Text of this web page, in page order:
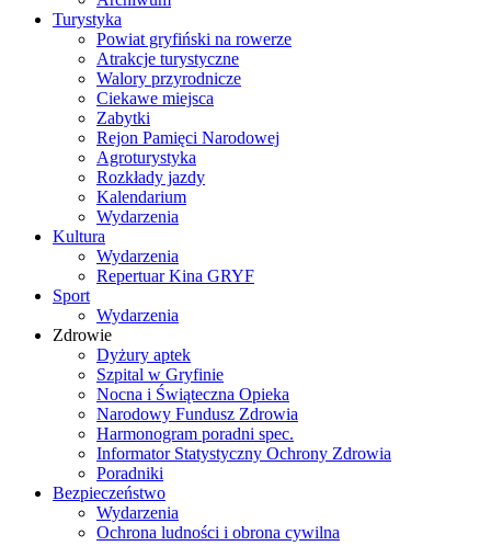
Turystyka
Powiat gryfiński na rowerze
Atrakcje turystyczne
Walory przyrodnicze
Ciekawe miejsca
Zabytki
Rejon Pamięci Narodowej
Agroturystyka
Rozkłady jazdy
Kalendarium
Wydarzenia
Kultura
Wydarzenia
Repertuar Kina GRYF
Sport
Wydarzenia
Zdrowie
Dyżury aptek
Szpital w Gryfinie
Nocna i Świąteczna Opieka
Narodowy Fundusz Zdrowia
Harmonogram poradni spec.
Informator Statystyczny Ochrony Zdrowia
Poradniki
Bezpieczeństwo
Wydarzenia
Ochrona ludności i obrona cywilna